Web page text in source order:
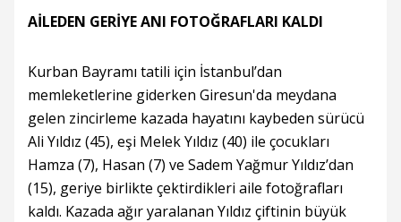
AİLEDEN GERİYE ANI FOTOĞRAFLARI KALDI
Kurban Bayramı tatili için İstanbul’dan
memleketlerine giderken Giresun'da meydana
gelen zincirleme kazada hayatını kaybeden sürücü
Ali Yıldız (45), eşi Melek Yıldız (40) ile çocukları
Hamza (7), Hasan (7) ve Sadem Yağmur Yıldız’dan
(15), geriye birlikte çektirdikleri aile fotoğrafları
kaldı. Kazada ağır yaralanan Yıldız çiftinin büyük